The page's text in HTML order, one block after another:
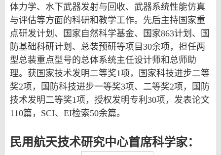
体力学、水下武器发射与回收、武器系统性能仿真
与评估等方面的科研和教学工作。先后主持国家重
点研发计划、国家自然科学基金、国家863计划、国
防基础科研计划、总装预研等项目30余项，担任两
型总装重点型号的总体系统主任设计师和总师助
理。获国家技术发明二等奖1项，国家科技进步二等
奖2项，国防科技进步一等奖3项、二等奖2项，国防
技术发明二等奖1项，授权发明专利30项，发表论文
110篇，SCI、EI检索50余篇。
民用航天技术研究中心首席科学家：